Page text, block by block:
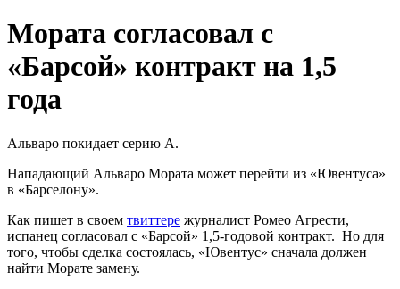
Мората согласовал с
«Барсой» контракт на 1,5
года
Альваро покидает серию А.
Нападающий Альваро Мората может перейти из «Ювентуса»
в «Барселону».
Как пишет в своем твиттере журналист Ромео Агрести,
испанец согласовал с «Барсой» 1,5-годовой контракт. Но для
того, чтобы сделка состоялась, «Ювентус» сначала должен
найти Морате замену.